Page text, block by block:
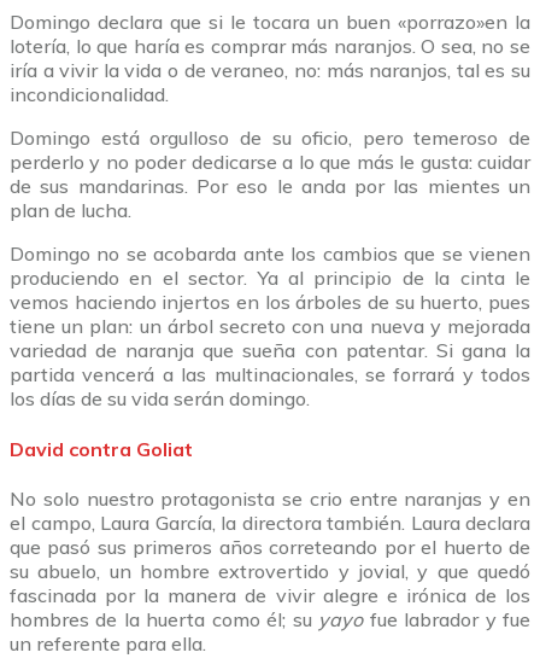
Domingo declara que si le tocara un buen «porrazo»en la
lotería, lo que haría es comprar más naranjos. O sea, no se
iría a vivir la vida o de veraneo, no: más naranjos, tal es su
incondicionalidad.
Domingo está orgulloso de su oficio, pero temeroso de
perderlo y no poder dedicarse a lo que más le gusta: cuidar
de sus mandarinas. Por eso le anda por las mientes un
plan de lucha.
Domingo no se acobarda ante los cambios que se vienen
produciendo en el sector. Ya al principio de la cinta le
vemos haciendo injertos en los árboles de su huerto, pues
tiene un plan: un árbol secreto con una nueva y mejorada
variedad de naranja que sueña con patentar. Si gana la
partida vencerá a las multinacionales, se forrará y todos
los días de su vida serán domingo.
David contra Goliat
No solo nuestro protagonista se crio entre naranjas y en
el campo, Laura García, la directora también. Laura declara
que pasó sus primeros años correteando por el huerto de
su abuelo, un hombre extrovertido y jovial, y que quedó
fascinada por la manera de vivir alegre e irónica de los
hombres de la huerta como él; su yayo fue labrador y fue
un referente para ella.